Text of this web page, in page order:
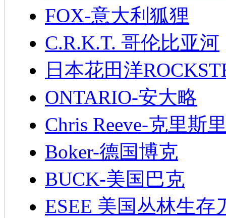
FOX-意大利狐狸
C.R.K.T. 哥伦比亚河
日本花田洋
ONTARIO-安大略
Chris Reeve-克里斯
Boker-德国博克
BUCK-美国巴克
ESEE 美国丛林生存